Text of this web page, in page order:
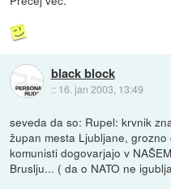
black block
:: 16. jan 2003, 13:49
seveda da so: Rupel: krvnik
župan mesta Ljubljane,
komunisti dogovarjajo v
Bruslju... ( da o NATO ne